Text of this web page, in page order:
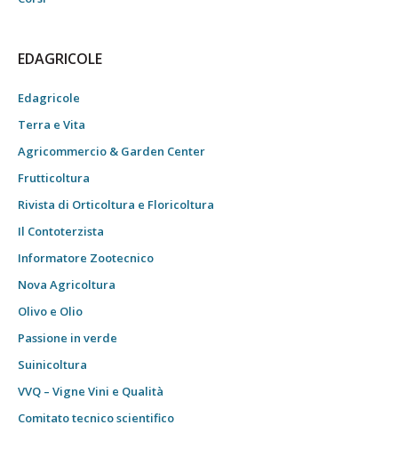
EDAGRICOLE
Edagricole
Terra e Vita
Agricommercio & Garden Center
Frutticoltura
Rivista di Orticoltura e Floricoltura
Il Contoterzista
Informatore Zootecnico
Nova Agricoltura
Olivo e Olio
Passione in verde
Suinicoltura
VVQ – Vigne Vini e Qualità
Comitato tecnico scientifico